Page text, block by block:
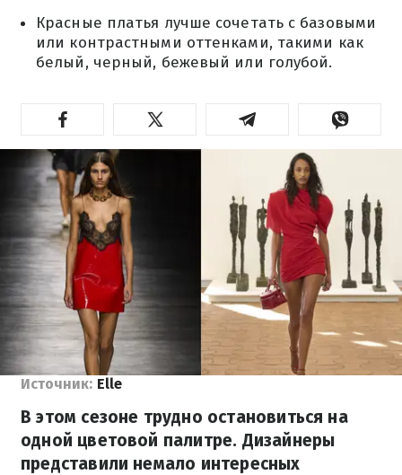
Красные платья лучше сочетать с базовыми
или контрастными оттенками, такими как
белый, черный, бежевый или голубой.
Источник: Elle
В этом сезоне трудно остановиться на
одной цветовой палитре. Дизайнеры
представили немало интересных